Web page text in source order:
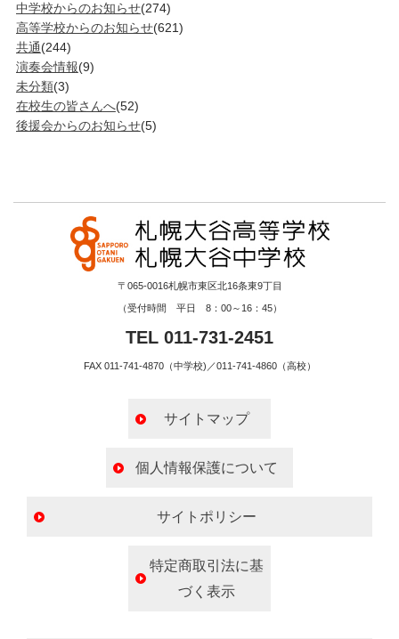
中学校からのお知らせ(274)
高等学校からのお知らせ(621)
共通(244)
演奏会情報(9)
未分類(3)
在校生の皆さんへ(52)
後援会からのお知らせ(5)
〒065-0016札幌市東区北16条東9丁目
（受付時間 平日 8：00～16：45）
TEL 011-731-2451
FAX 011-741-4870（中学校)／011-741-4860（高校）
サイトマップ
個人情報保護について
サイトポリシー
特定商取引法に基
づく表示